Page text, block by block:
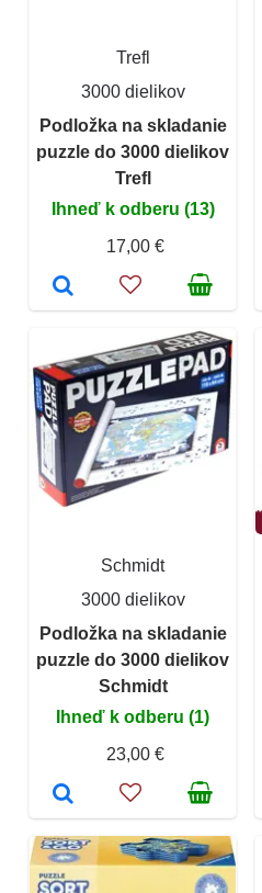
Trefl
3000 dielikov
Podložka na skladanie
puzzle do 3000 dielikov
Trefl
Ihneď k odberu (13)
17,00 €
Schmidt
3000 dielikov
Podložka na skladanie
puzzle do 3000 dielikov
Schmidt
Ihneď k odberu (1)
23,00 €